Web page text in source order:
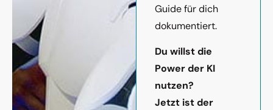
Guide für dich
dokumentiert.
Du willst die
Power der KI
nutzen?
Jetzt ist der